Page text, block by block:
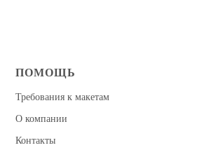
ПОМОЩЬ
Требования к макетам
О компании
Контакты